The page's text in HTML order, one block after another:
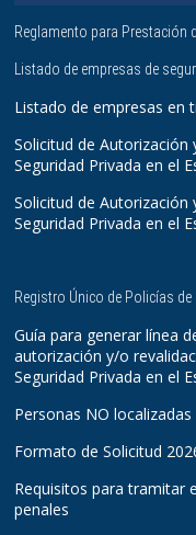
Reglamento para Prestación
Listado de empresas de
Listado de empresas en
Solicitud de Autorización
Seguridad Privada en el
Solicitud de Autorización
Seguridad Privada en el
Registro Único de Policías de
Guía para generar línea
autorización y/o
Seguridad Privada en el
Personas NO localizadas
Formato de Solicitud
Requisitos para tramitar
penales